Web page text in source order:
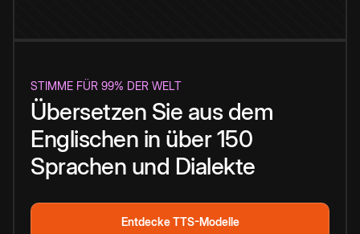
STIMME FÜR 99% DER WELT
Übersetzen Sie aus dem
Englischen in über 150
Sprachen und Dialekte
Entdecke TTS-Modelle